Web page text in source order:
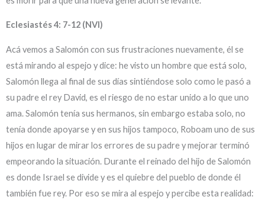
Eclesiastés 4: 7-12 (NVI)
Acá vemos a Salomón con sus frustraciones nuevamente, él se
está mirando al espejo y dice: he visto un hombre que está solo,
Salomón llega al final de sus días sintiéndose solo como le pasó a
su padre el rey David, es el riesgo de no estar unido a lo que uno
ama. Salomón tenía sus hermanos, sin embargo estaba solo, no
tenía donde apoyarse y en sus hijos tampoco, Roboam uno de sus
hijos en lugar de mirar los errores de su padre y mejorar terminó
empeorando la situación. Durante el reinado del hijo de Salomón
es donde Israel se divide y es el quiebre del pueblo de donde él
también fue rey. Por eso se mira al espejo y percibe esta realidad: